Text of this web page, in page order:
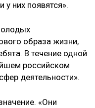
них появятся».
образа жизни,
В течение одной
российском
деятельности».
«Они